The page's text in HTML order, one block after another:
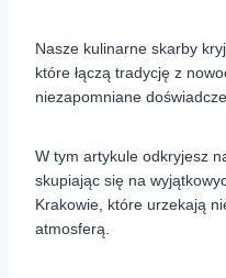
Nasze kulinarne skarby
które łączą tradycję z
niezapomniane
W tym artykule odkryjesz
skupiając się na
Krakowie, które urzekają
atmosferą.